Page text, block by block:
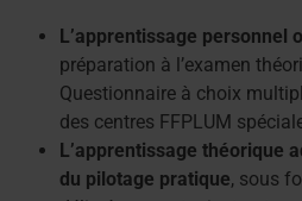
L’apprentissage personnel
préparation à l’examen
Questionnaire à choix
des centres FFPLUM
L’apprentissage théorique
du pilotage pratique, sous